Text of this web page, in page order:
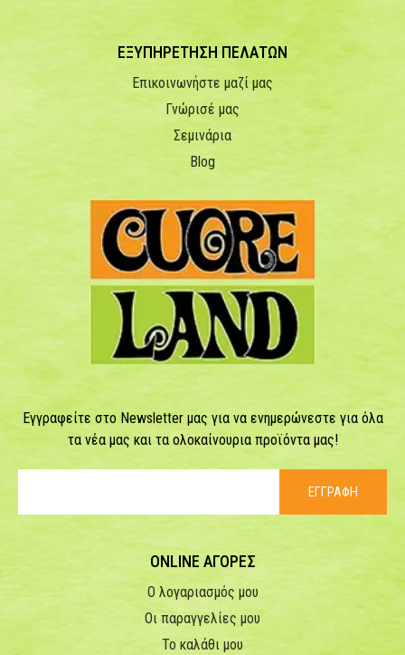
ΕΞΥΠΗΡΕΤΗΣΗ ΠΕΛΑΤΩΝ
Επικοινωνήστε μαζί μας
Γνώρισέ μας
Σεμινάρια
Blog
Εγγραφείτε στο Newsletter μας για να ενημερώνεστε για όλα
τα νέα μας και τα ολοκαίνουρια προϊόντα μας!
ΕΓΓΡΑΦΗ
ONLINE ΑΓΟΡΕΣ
Ο λογαριασμός μου
Οι παραγγελίες μου
Το καλάθι μου